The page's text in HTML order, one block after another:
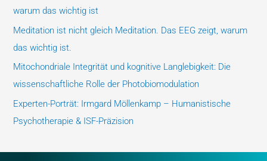
warum das wichtig ist
Meditation ist nicht gleich Meditation. Das EEG zeigt, warum
das wichtig ist.
Mitochondriale Integrität und kognitive Langlebigkeit: Die
wissenschaftliche Rolle der Photobiomodulation
Experten-Porträt: Irmgard Möllenkamp – Humanistische
Psychotherapie & ISF-Präzision